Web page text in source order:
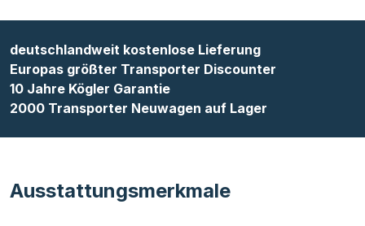
deutschlandweit kostenlose Lieferung
Europas größter Transporter Discounter
10 Jahre Kögler Garantie
2000 Transporter Neuwagen auf Lager
Ausstattungsmerkmale